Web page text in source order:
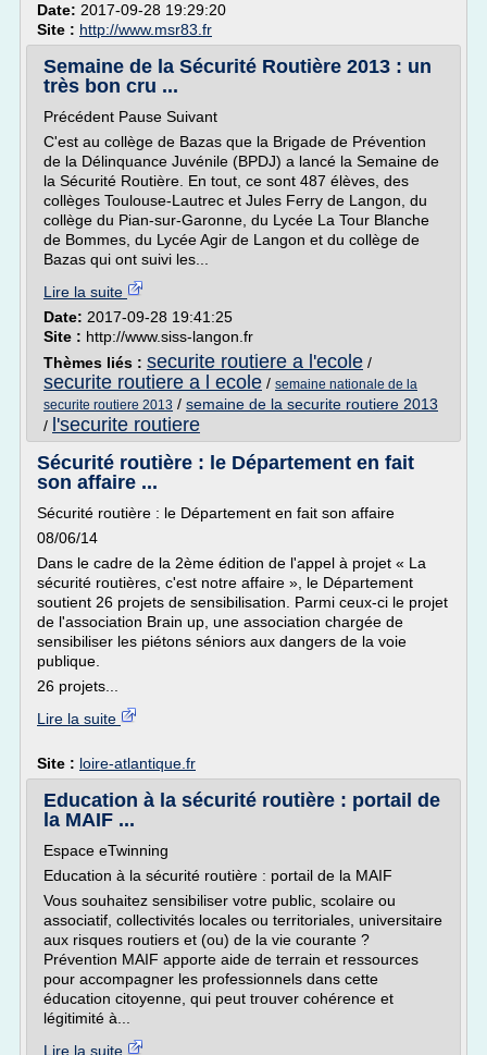
Date: 2017-09-28 19:29:20
Site : http://www.msr83.fr
Semaine de la Sécurité Routière 2013 : un
très bon cru ...
Précédent Pause Suivant
C'est au collège de Bazas que la Brigade de Prévention
de la Délinquance Juvénile (BPDJ) a lancé la Semaine de
la Sécurité Routière. En tout, ce sont 487 élèves, des
collèges Toulouse-Lautrec et Jules Ferry de Langon, du
collège du Pian-sur-Garonne, du Lycée La Tour Blanche
de Bommes, du Lycée Agir de Langon et du collège de
Bazas qui ont suivi les...
Lire la suite
Date: 2017-09-28 19:41:25
Site : http://www.siss-langon.fr
Thèmes liés : securite routiere a l'ecole /
securite routiere a l ecole / semaine nationale de la
securite routiere 2013 / semaine de la securite routiere 2013
/ l'securite routiere
Sécurité routière : le Département en fait
son affaire ...
Sécurité routière : le Département en fait son affaire
08/06/14
Dans le cadre de la 2ème édition de l'appel à projet « La
sécurité routières, c'est notre affaire », le Département
soutient 26 projets de sensibilisation. Parmi ceux-ci le projet
de l'association Brain up, une association chargée de
sensibiliser les piétons séniors aux dangers de la voie
publique.
26 projets...
Lire la suite
Site : loire-atlantique.fr
Education à la sécurité routière : portail de
la MAIF ...
Espace eTwinning
Education à la sécurité routière : portail de la MAIF
Vous souhaitez sensibiliser votre public, scolaire ou
associatif, collectivités locales ou territoriales, universitaire
aux risques routiers et (ou) de la vie courante ?
Prévention MAIF apporte aide de terrain et ressources
pour accompagner les professionnels dans cette
éducation citoyenne, qui peut trouver cohérence et
légitimité à...
Lire la suite